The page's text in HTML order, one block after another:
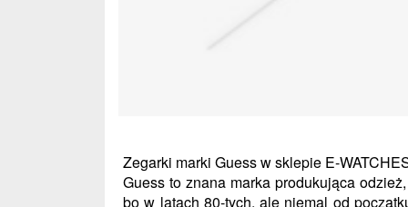
Zegarki marki Guess w sklepie E-
Guess to znana marka produkująca
bo w latach 80-tych, ale niemal od